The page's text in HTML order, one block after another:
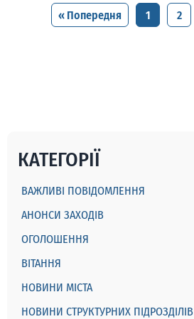
« Попередня 1 2
КАТЕГОРІЇ
ВАЖЛИВІ ПОВІДОМЛЕННЯ
АНОНСИ ЗАХОДІВ
ОГОЛОШЕННЯ
ВІТАННЯ
НОВИНИ МІСТА
НОВИНИ СТРУКТУРНИХ ПІДРОЗДІЛІВ